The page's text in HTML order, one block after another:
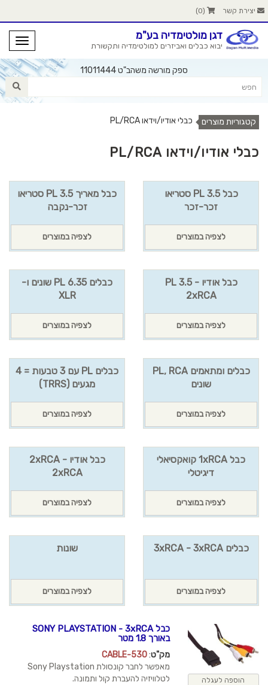
יצירת קשר (
0
)
דגן מולטימדיה בע"מ
יבוא כבלים ואביזרים למולטימדיה ותקשורת
ספק מורשה משהב"ט 11011444
קטגוריות מוצרים כבלי אודיו/וידאו PL/RCA
כבלי אודיו/וידאו PL/RCA
כבל PL 3.5 סטריאו
זכר-זכר
לצפיה במוצרים
כבל מאריך PL 3.5 סטריאו
זכר-נקבה
לצפיה במוצרים
כבל אודיו PL 3.5 -
2xRCA
לצפיה במוצרים
כבלים PL 6.35 שונים ו-
XLR
לצפיה במוצרים
כבלים ומתאמים PL, RCA
שונים
לצפיה במוצרים
כבלים PL עם 3 טבעות = 4
מגעים (TRRS)
לצפיה במוצרים
כבל 1xRCA קואקסיאלי
דיגיטלי
לצפיה במוצרים
כבל אודיו 2xRCA -
2xRCA
לצפיה במוצרים
כבלים 3xRCA - 3xRCA
לצפיה במוצרים
שונות
לצפיה במוצרים
הוספה לעגלה
כבל SONY PLAYSTATION - 3xRCA
באורך 1.8 מטר
מק"ט:
CABLE-530
מאפשר לחבר קונסולת Sony Playstation
לטלוויזיה להעברת קול ותמונה.